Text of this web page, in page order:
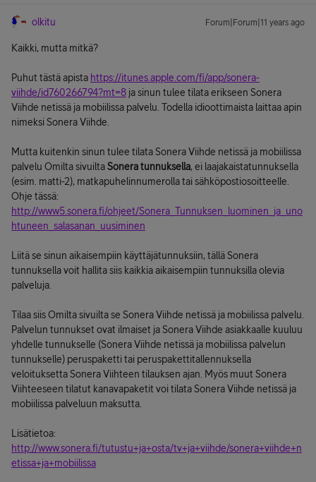
olkitu Forum|Forum|11 years ago
Kaikki, mutta mitkä?
Puhut tästä apista https://itunes.apple.com/fi/app/sonera-
viihde/id760266794?mt=8 ja sinun tulee tilata erikseen Sonera
Viihde netissä ja mobiilissa palvelu. Todella idioottimaista laittaa apin
nimeksi Sonera Viihde.
Mutta kuitenkin sinun tulee tilata Sonera Viihde netissä ja mobiilissa
palvelu Omilta sivuiltaSonera tunnuksella, ei laajakaistatunnuksella
(esim. matti-2), matkapuhelinnumerolla tai sähköpostiosoitteelle.
Ohje tässä:
http://www5.sonera.fi/ohjeet/Sonera_Tunnuksen_luominen_ja_uno
htuneen_salasanan_uusiminen
Liitä se sinun aikaisempiin käyttäjätunnuksiin, tällä Sonera
tunnuksella voit hallita siis kaikkia aikaisempiin tunnuksilla olevia
palveluja.
Tilaa siis Omilta sivuilta se Sonera Viihde netissä ja mobiilissa palvelu.
Palvelun tunnukset ovat ilmaiset ja Sonera Viihde asiakkaalle kuuluu
yhdelle tunnukselle (Sonera Viihde netissä ja mobiilissa palvelun
tunnukselle) peruspaketti tai peruspakettitallennuksella
veloituksetta Sonera Viihteen tilauksen ajan. Myös muut Sonera
Viihteeseen tilatut kanavapaketit voi tilata Sonera Viihde netissä ja
mobiilissa palveluun maksutta.
Lisätietoa:
http://www.sonera.fi/tutustu+ja+osta/tv+ja+viihde/sonera+viihde+n
etissa+ja+mobiilissa